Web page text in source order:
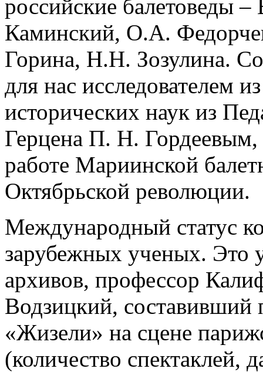
российские балетоведы
Каминский, О.А.
Горина, Н.Н. Зозулина.
для нас исследователем
исторических наук из
Герцена П. Н.
работе Мариинской
Октябрьской революции.
Международный статус
зарубежных ученых. Это
архивов, профессор
Водзицкий, составивший
«Жизели» на сцене
(количество спектаклей,